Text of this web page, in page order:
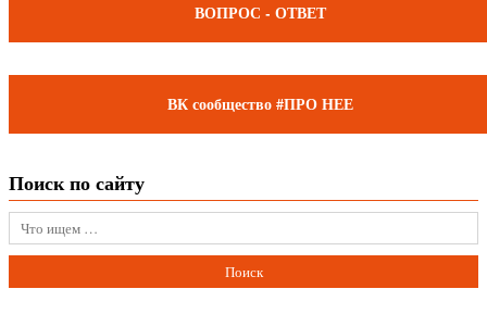
ВОПРОС - ОТВЕТ
ВК сообщество #ПРО НЕЕ
Поиск по сайту